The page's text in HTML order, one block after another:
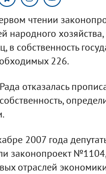
чтении
народного
в собственность
226.
отказалась
2007 года
законопроект
отраслей